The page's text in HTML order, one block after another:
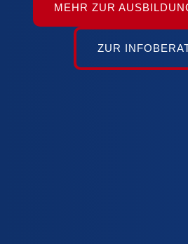
MEHR ZUR
ZUR